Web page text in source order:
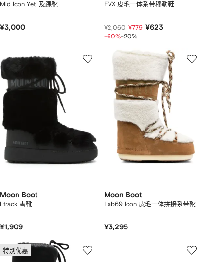
Mid Icon Yeti 及踝靴
¥3,000
EVX 皮毛一体系带穆勒鞋
¥2,060 ¥779 ¥623
-60%-20%
Moon Boot
Ltrack 雪靴
¥1,909
Moon Boot
Lab69 Icon 皮毛一体拼接系带靴
¥3,295
特别优惠